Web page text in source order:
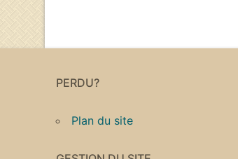
PERDU?
Plan du site